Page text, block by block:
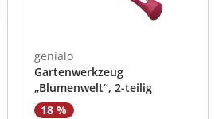
genialo
Gartenwerkzeug
„Blumenwelt“, 2-teilig
18 %